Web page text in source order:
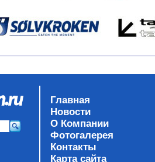
Главная
Новости
О Компании
Фотогалерея
Контакты
Карта сайта